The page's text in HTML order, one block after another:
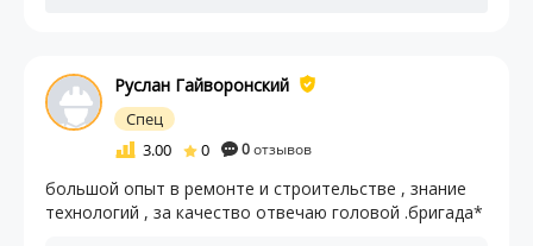
Руслан Гайворонский
Спец
3.00
0 0отзывов
большой опыт в ремонте и строительстве , знание
технологий , за качество отвечаю головой .бригада*